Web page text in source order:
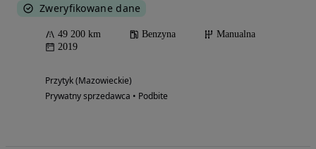
Zweryfikowane dane
49 200 km Benzyna
Manualna
2019
Przytyk (Mazowieckie)
Prywatny sprzedawca • Podbite